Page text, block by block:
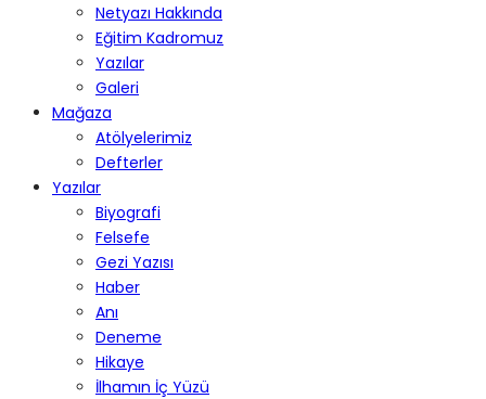
Netyazı Hakkında
Eğitim Kadromuz
Yazılar
Galeri
Mağaza
Atölyelerimiz
Defterler
Yazılar
Biyografi
Felsefe
Gezi Yazısı
Haber
Anı
Deneme
Hikaye
İlhamın İç Yüzü